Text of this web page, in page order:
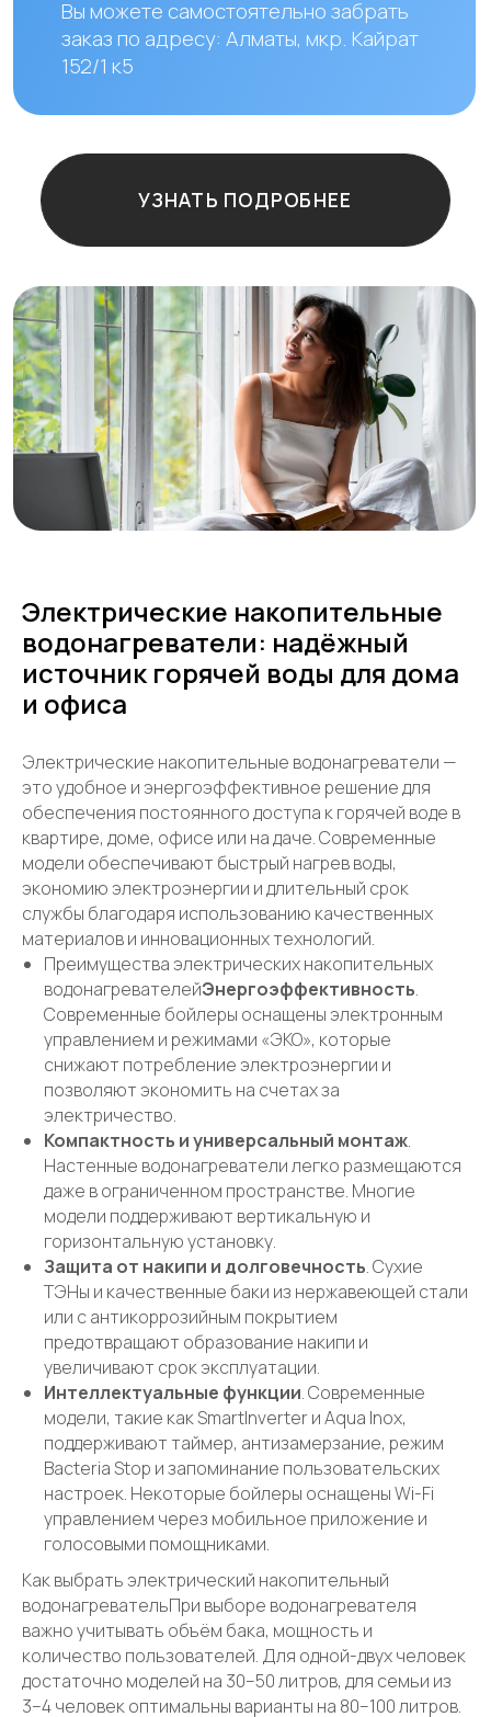
Электрические накопительные
водонагреватели: надёжный
источник горячей воды для дома
и офиса
Электрические накопительные водонагреватели —
это удобное и энергоэффективное решение для
обеспечения постоянного доступа к горячей воде в
квартире, доме, офисе или на даче. Современные
модели обеспечивают быстрый нагрев воды,
экономию электроэнергии и длительный срок
службы благодаря использованию качественных
материалов и инновационных технологий.
Преимущества электрических накопительных
водонагревателейЭнергоэффективность.
Современные бойлеры оснащены электронным
управлением и режимами «ЭКО», которые
снижают потребление электроэнергии и
позволяют экономить на счетах за
электричество.
Компактность и универсальный монтаж.
Настенные водонагреватели легко размещаются
даже в ограниченном пространстве. Многие
модели поддерживают вертикальную и
горизонтальную установку.
Защита от накипи и долговечность. Сухие
ТЭНы и качественные баки из нержавеющей стали
или с антикоррозийным покрытием
предотвращают образование накипи и
увеличивают срок эксплуатации.
Интеллектуальные функции. Современные
модели, такие как SmartInverter и Aqua Inox,
поддерживают таймер, антизамерзание, режим
Bacteria Stop и запоминание пользовательских
настроек. Некоторые бойлеры оснащены Wi-Fi
управлением через мобильное приложение и
голосовыми помощниками.
Как выбрать электрический накопительный
водонагревательПри выборе водонагревателя
важно учитывать объём бака, мощность и
количество пользователей. Для одной-двух человек
достаточно моделей на 30–50 литров, для семьи из
3–4 человек оптимальны варианты на 80–100 литров.
+ 7 706 407 30 81
Остались
вопросы?
Наши контакты
+7
Отправить
Казахстан, г.Алматы,
мкр. Кайрат 152/1, оф.12
Отвечаем начасто
задаваемые вопросы
наших клиентов